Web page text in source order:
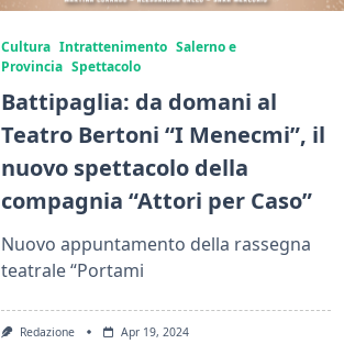
Cultura Intrattenimento Salerno e
Provincia Spettacolo
Battipaglia: da domani al
Teatro Bertoni “I Menecmi”, il
nuovo spettacolo della
compagnia “Attori per Caso”
Nuovo appuntamento della rassegna
teatrale “Portami
Redazione Apr 19, 2024